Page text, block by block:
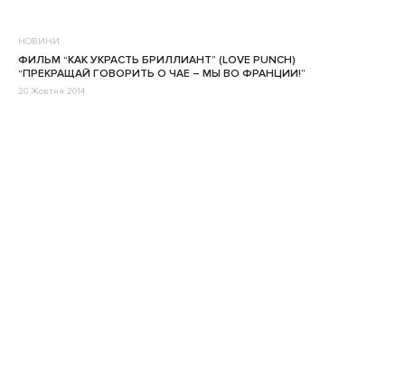
НОВИНИ
ФИЛЬМ “КАК УКРАСТЬ БРИЛЛИАНТ” (LOVE PUNCH)
“ПРЕКРАЩАЙ ГОВОРИТЬ О ЧАЕ – МЫ ВО ФРАНЦИИ!”
20 Жовтня 2014